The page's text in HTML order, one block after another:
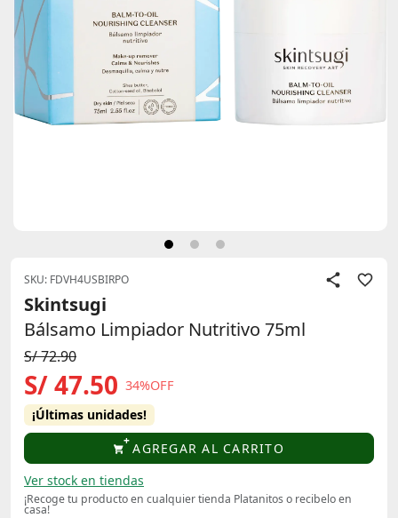
SKU: FDVH4USBIRPO
Skintsugi
Bálsamo Limpiador Nutritivo 75ml
S/ 72.90
S/ 47.50 34%OFF
¡Últimas unidades!
AGREGAR AL CARRITO
Ver stock en tiendas
¡Recoge tu producto en cualquier tienda Platanitos o recibelo en
casa!